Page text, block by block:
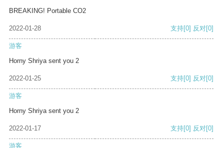
BREAKING! Portable CO2
2022-01-28 支持[0] 反对[0]
游客
Horny Shriya sent you 2
2022-01-25 支持[0] 反对[0]
游客
Horny Shriya sent you 2
2022-01-17 支持[0] 反对[0]
游客